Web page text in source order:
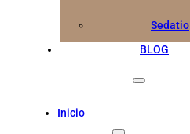
Sedatio
BLOG
Inicio